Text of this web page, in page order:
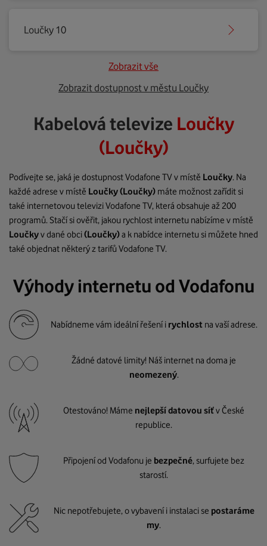
Loučky 10
Zobrazit vše
Zobrazit dostupnost v městu Loučky
Kabelová televize Loučky
(Loučky)
Podívejte se, jaká je dostupnost Vodafone TV v místě Loučky. Na
každé adrese v místě Loučky(Loučky) máte možnost zařídit si
také internetovou televizi Vodafone TV, která obsahuje až 200
programů. Stačí si ověřit, jakou rychlost internetu nabízíme v místě
Loučkyv dané obci(Loučky)a k nabídce internetu si můžete hned
také objednat některý z tarifů Vodafone TV.
Výhody internetu od Vodafonu
Nabídneme vám ideální řešení i rychlost na vaší adrese.
Žádné datové limity! Náš internet na doma je
neomezený.
Otestováno! Máme nejlepší datovou síťv České
republice.
Připojení od Vodafonu je bezpečné, surfujete bez
starostí.
Nic nepotřebujete, o vybavení i instalaci se postaráme
my.